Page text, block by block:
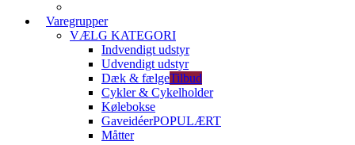
Varegrupper
VÆLG KATEGORI
Indvendigt udstyr
Udvendigt udstyr
Dæk & fælgeTilbud
Cykler & Cykelholder
Kølebokse
GaveidéerPOPULÆRT
Måtter